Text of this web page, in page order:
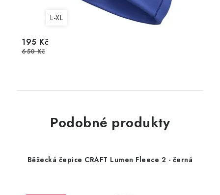
L-XL
195 Kč
650 Kč
Podobné produkty
Běžecká čepice CRAFT Lumen Fleece 2 - černá